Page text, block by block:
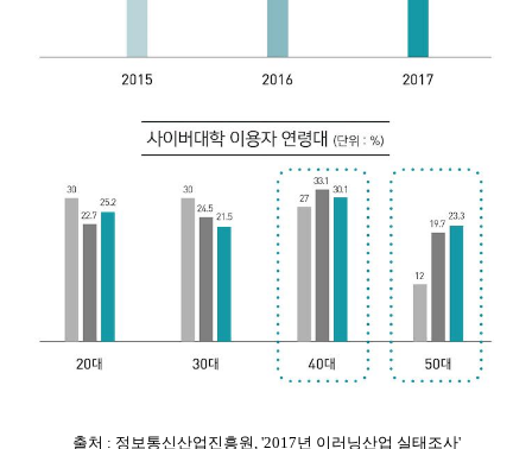
출처 : 정보통신산업진흥원, '2017년 이러닝산업 실태조사'